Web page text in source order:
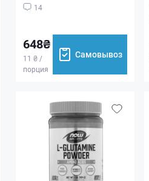
14
648₴
11 ₴ /
порция
Самовывоз